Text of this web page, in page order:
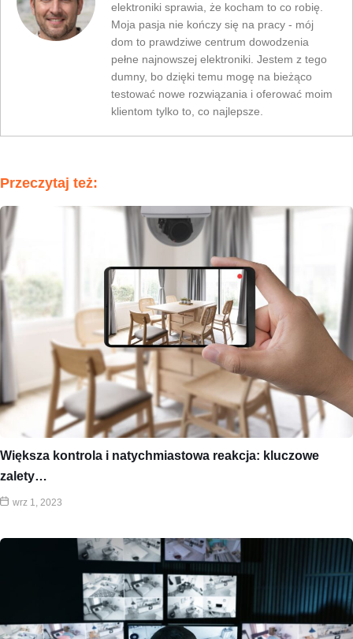
elektroniki sprawia, że kocham to co robię.
Moja pasja nie kończy się na pracy - mój
dom to prawdziwe centrum dowodzenia
pełne najnowszej elektroniki. Jestem z tego
dumny, bo dzięki temu mogę na bieżąco
testować nowe rozwiązania i oferować moim
klientom tylko to, co najlepsze.
Przeczytaj też:
Większa kontrola i natychmiastowa reakcja: kluczowe
zalety…
wrz 1, 2023